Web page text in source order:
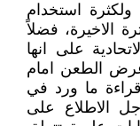
ولكثرة استخدام
الاخيرة، فضلاً
على انها
عرض الطعن امام
قراءة ما ورد في
الاطلاع على